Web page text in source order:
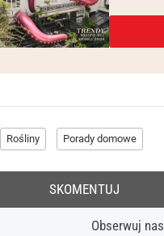
Rośliny Porady domowe
Obserwuj nas
SKOMENTUJ